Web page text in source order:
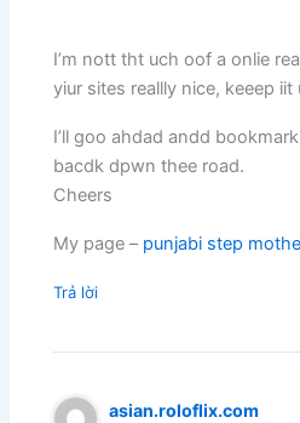
I’m nott tht uch oof a onlie
yiur sites reallly nice, keeep iit
I’ll goo ahdad andd
bacdk dpwn thee road.
Cheers
My page – punjabi step
Trả lời
asian.roloflix.com